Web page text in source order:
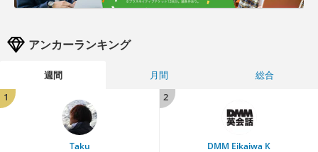
アンカーランキング
週間 月間
総合
1
Taku
2
DMM Eikaiwa K